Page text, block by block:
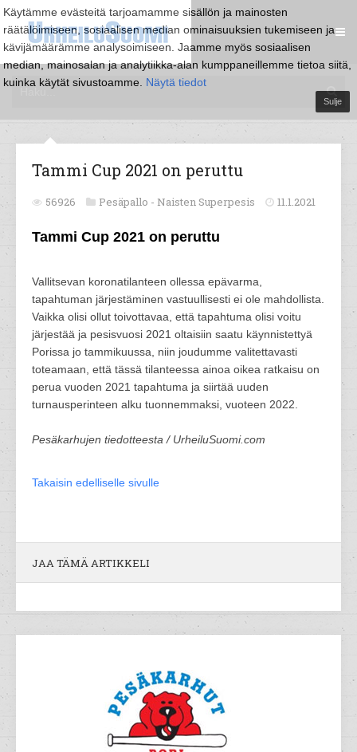
Käytämme evästeitä tarjoamamme sisällön ja mainosten
räätälöimiseen, sosiaalisen median ominaisuuksien tukemiseen ja
kävijämäärämme analysoimiseen. Jaamme myös sosiaalisen
median, mainosalan ja analytiikka-alan kumppaneillemme tietoa siitä,
kuinka käytät sivustoamme. Näytä tiedot
Sulje
Tammi Cup 2021 on peruttu
56926 Pesäpallo - Naisten Superpesis 11.1.2021
Tammi Cup 2021 on peruttu
Vallitsevan koronatilanteen ollessa epävarma,
tapahtuman järjestäminen vastuullisesti ei ole mahdollista.
Vaikka olisi ollut toivottavaa, että tapahtuma olisi voitu
järjestää ja pesisvuosi 2021 oltaisiin saatu käynnistettyä
Porissa jo tammikuussa, niin joudumme valitettavasti
toteamaan, että tässä tilanteessa ainoa oikea ratkaisu on
perua vuoden 2021 tapahtuma ja siirtää uuden
turnausperinteen alku tuonnemmaksi, vuoteen 2022.
Pesäkarhujen tiedotteesta / UrheiluSuomi.com
Takaisin edelliselle sivulle
JAA TÄMÄ ARTIKKELI